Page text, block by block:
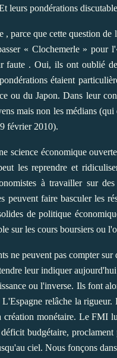
leurs pondérations
, parce que cette question
« Clochemerle »
faute . Oui, ils ont oublié
étaient
ou du Japon. Dans leur
mais non les médians
février 2010).
science économique
les reprendre et
à travailler sur
peuvent faire basculer les
de politique
sur les cours boursiers ou
ne peuvent pas compter
leur indiquer
ou l'inverse. Ils font
L'Espagne relâche la
création monétaire. Le FMI
budgétaire,
ciel. Nous fonçons